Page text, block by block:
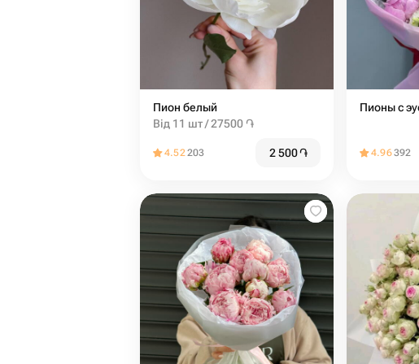
Пион белый
Від 11 шт / 27500 ֏
4.52203 2 500֏
Пионы с
4.96392